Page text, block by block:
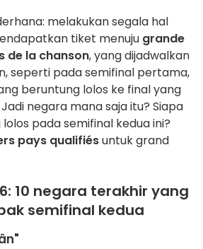
melakukan segala hal
tiket menuju grande
de la chanson, yang dijadwalkan
seperti pada semifinal pertama,
beruntung lolos ke final yang
negara mana saja itu? Siapa
pada semifinal kedua ini?
pays qualifiésuntuk grand
10 negara terakhir yang
semifinal kedua